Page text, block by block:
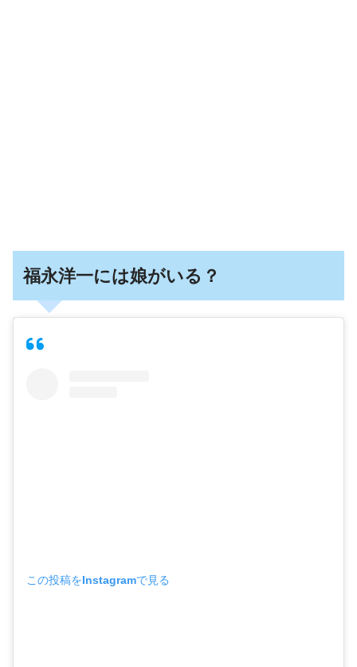
福永洋一には娘がいる？
この投稿をInstagramで見る